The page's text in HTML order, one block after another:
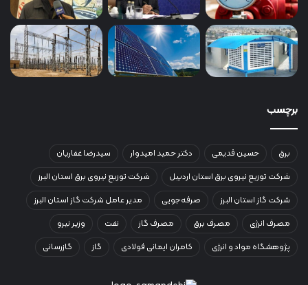
برچسب
برق حسین قدیمی دکتر حمید امیدوار
سیدرضا غفاریان
شرکت توزیع نیروی برق استان اردبیل
شرکت توزیع نیروی برق استان البرز
شرکت گاز استان البرز
صرفه‌جویی
مدیر عامل شرکت گاز استان البرز
مصرف انرژی
مصرف برق مصرف گاز نفت
وزیر نیرو
پژوهشگاه مواد و انرژی
کامران ایمانی فولادی گاز گازرسانی